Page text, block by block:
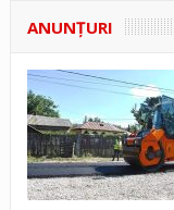
ANUNŢURI